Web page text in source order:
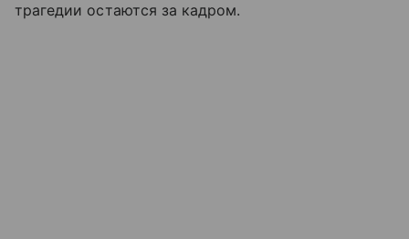
трагедии остаются за кадром.